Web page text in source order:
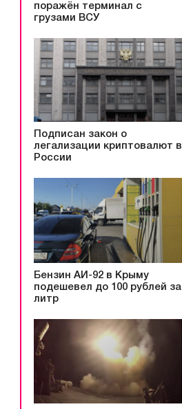
поражён терминал с
грузами ВСУ
Подписан закон о
легализации криптовалют в
России
Бензин АИ-92 в Крыму
подешевел до 100 рублей за
литр